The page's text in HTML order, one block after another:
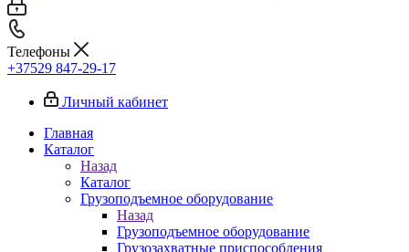
Телефоны
+37529 847-29-17‬
Личный кабинет
Главная
Каталог
Назад
Каталог
Грузоподъемное оборудование
Назад
Грузоподъемное оборудование
Грузозахватные приспособления